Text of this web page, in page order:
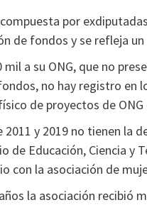
por
de fondos y se refleja
a su ONG, que no
no hay registro en
de proyectos de
y 2019 no tienen la
Educación, Ciencia y
con la asociación de
la asociación recibió